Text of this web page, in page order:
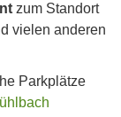
zum Standort
vielen anderen
Parkplätze